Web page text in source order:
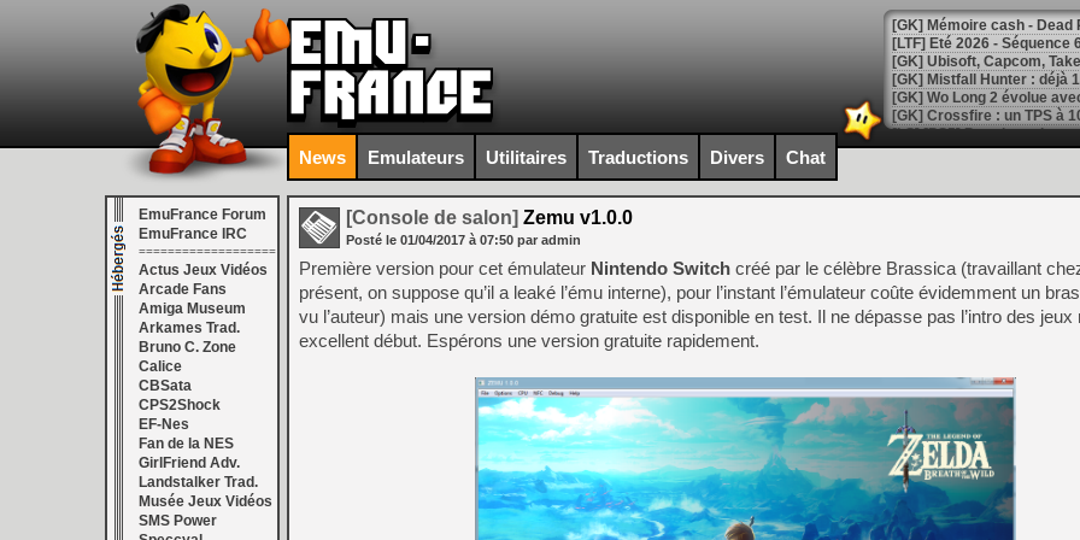
[LTF] Eté 2026 - Séquence
[GK] Mistfall Hunter : déjà
[GK] Wo Long 2 évolue
[GK] Crossfire : un TPS à
[LS] [PS5] Premiers
[Mo5] DOOM arrive en
[GK] Bethesda fête les 30
[GK] Roblox : l'action en
[GK] Agenda - GeForce
[GK] Devolver Digital en a
[LS] [PS5] ps5-y2jb-
[GK] Pourquoi Marvel
[GK] Test : Restory : Chill
[GK] GTA 6 : Rockstar
[GK] Hot Wheels Infinite
[GK] Mémoire cash -
News Emulateurs Utilitaires Traductions Divers Chat
EmuFrance Forum
EmuFrance IRC
===================
Actus Jeux Vidéos
Arcade Fans
Amiga Museum
Arkames Trad.
Bruno C. Zone
Calice
CBSata
CPS2Shock
EF-Nes
Fan de la NES
GirlFriend Adv.
Landstalker Trad.
Musée Jeux Vidéos
SMS Power
[Console de salon] Zemu v1.0.0
Posté le 01/04/2017 à 07:50 par admin
Première version pour cet émulateur Nintendo Switch créé par le célèbre Brassica (travaillant
présent, on suppose qu’il a leaké l’ému interne), pour l’instant l’émulateur coûte évidemment un
vu l’auteur) mais une version démo gratuite est disponible en test. Il ne dépasse pas l’intro des jeux
excellent début. Espérons une version gratuite rapidement.